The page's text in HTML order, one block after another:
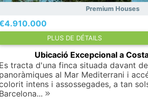
Premium Houses
PLUS DE DÉTAILS
Ubicació Excepcional a
tracta d'una finca situada davant
al Mar Mediterrani i
intens i assossegades, a tan